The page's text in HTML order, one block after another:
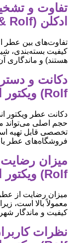
تفاوت و
ادکلن (Viktor & Rolf) ویکتور اند رالف
تفاوت‌های بین عطر
کیفیت بسته‌بندی،
هستند) و ماندگاری
Rolf) ویکتور اند رالف
دکانت عطر ویکتور
حجم اصلی می‌تواند
تخصصی قابل تهیه
فروشگاه‌های عطر
Rolf) ویکتور اند رالف
میزان رضایت از
معمولاً بالا است،
کیفیت و ماندگار